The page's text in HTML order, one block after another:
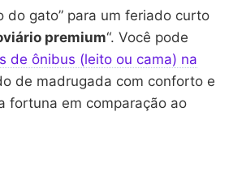
do gato” para um feriado curto
premium“. Você pode
de ônibus (leito ou cama) na
de madrugada com conforto e
fortuna em comparação ao